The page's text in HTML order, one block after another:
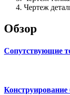
Чертеж
Обзор
Сопутствующие
Конструирование